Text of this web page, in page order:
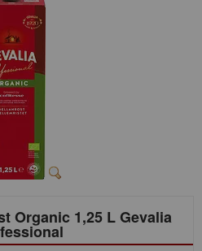
Organic 1,25 L Gevalia